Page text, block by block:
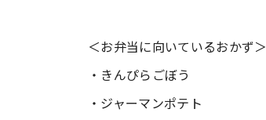
＜お弁当に向いているおかず＞
・きんぴらごぼう
・ジャーマンポテト